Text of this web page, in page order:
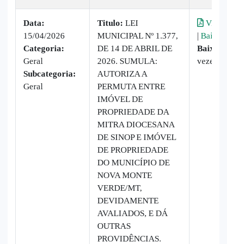
Data:
15/04/2026
Categoria:
Geral
Subcategoria:
Geral
Titulo: LEI
MUNICIPAL Nº 1.377,
DE 14 DE ABRIL DE
2026. SUMULA:
AUTORIZA A
PERMUTA ENTRE
IMÓVEL DE
PROPRIEDADE DA
MITRA DIOCESANA
DE SINOP E IMÓVEL
DE PROPRIEDADE
DO MUNICÍPIO DE
NOVA MONTE
VERDE/MT,
DEVIDAMENTE
AVALIADOS, E DÁ
OUTRAS
PROVIDÊNCIAS.
| Baixar
vezes